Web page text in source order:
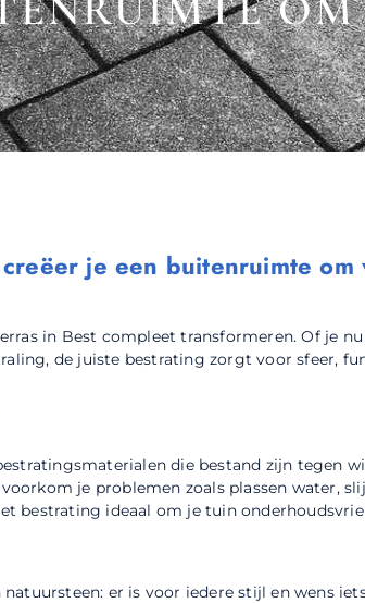
je een buitenruimte om
in Best compleet transformeren. Of je
de juiste bestrating zorgt voor sfeer,
die bestand zijn tegen
je problemen zoals plassen water,
bestrating ideaal om je tuin
er is voor iedere stijl en wens